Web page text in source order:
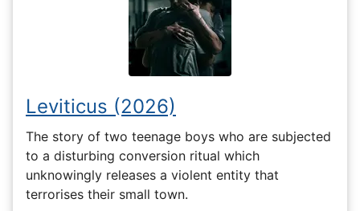
Leviticus (2026)
The story of two teenage boys who are subjected
to a disturbing conversion ritual which
unknowingly releases a violent entity that
terrorises their small town.